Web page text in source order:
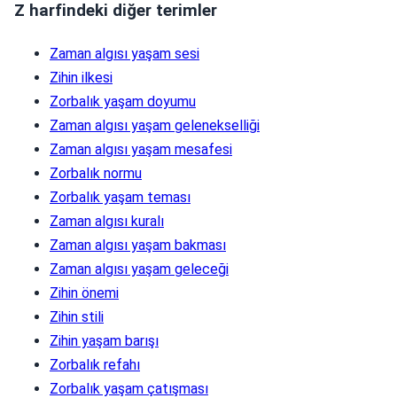
Z harfindeki diğer terimler
Zaman algısı yaşam sesi
Zihin ilkesi
Zorbalık yaşam doyumu
Zaman algısı yaşam gelenekselliği
Zaman algısı yaşam mesafesi
Zorbalık normu
Zorbalık yaşam teması
Zaman algısı kuralı
Zaman algısı yaşam bakması
Zaman algısı yaşam geleceği
Zihin önemi
Zihin stili
Zihin yaşam barışı
Zorbalık refahı
Zorbalık yaşam çatışması